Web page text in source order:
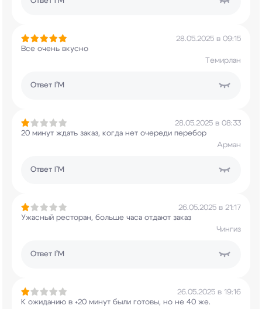
28.05.2025 в 09:15
Все очень вкусно
Темирлан
Ответ I’M
28.05.2025 в 08:33
20 минут ждать заказ, когда нет очереди перебор
Арман
Ответ I’M
26.05.2025 в 21:17
Ужасный ресторан, больше часа отдают заказ
Чингиз
Ответ I’M
26.05.2025 в 19:16
К ожиданию в +20 минут были готовы, но не 40 же.